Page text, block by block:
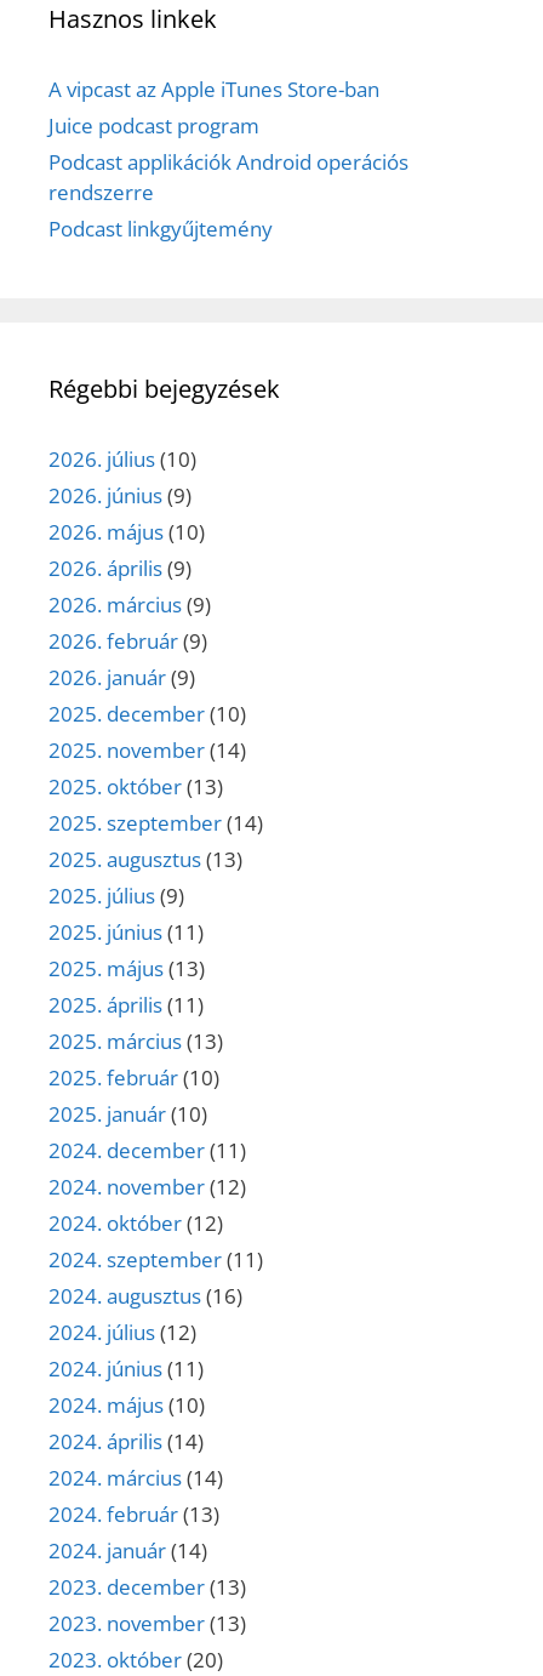
Hasznos linkek
A vipcast az Apple iTunes Store-ban
Juice podcast program
Podcast applikációk Android operációs
rendszerre
Podcast linkgyűjtemény
Régebbi bejegyzések
2026. július(10)
2026. június(9)
2026. május(10)
2026. április(9)
2026. március(9)
2026. február(9)
2026. január(9)
2025. december(10)
2025. november(14)
2025. október(13)
2025. szeptember(14)
2025. augusztus(13)
2025. július(9)
2025. június(11)
2025. május(13)
2025. április(11)
2025. március(13)
2025. február(10)
2025. január(10)
2024. december(11)
2024. november(12)
2024. október(12)
2024. szeptember(11)
2024. augusztus(16)
2024. július(12)
2024. június(11)
2024. május(10)
2024. április(14)
2024. március(14)
2024. február(13)
2024. január(14)
2023. december(13)
2023. november(13)
2023. október(20)